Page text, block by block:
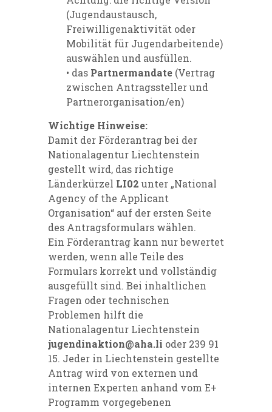
(Jugendaustausch,
Freiwilligenaktivität oder
Mobilität für Jugendarbeitende)
auswählen und ausfüllen.
• das Partnermandate (Vertrag
zwischen Antragssteller und
Partnerorganisation/en)
Wichtige Hinweise:
Damit der Förderantrag bei der
Nationalagentur Liechtenstein
gestellt wird, das richtige
Länderkürzel LI02 unter „National
Agency of the Applicant
Organisation“ auf der ersten Seite
des Antragsformulars wählen.
Ein Förderantrag kann nur bewertet
werden, wenn alle Teile des
Formulars korrekt und vollständig
ausgefüllt sind. Bei inhaltlichen
Fragen oder technischen
Problemen hilft die
Nationalagentur Liechtenstein
jugendinaktion@aha.li oder 239 91
15. Jeder in Liechtenstein gestellte
Antrag wird von externen und
internen Experten anhand vom E+
Programm vorgegebenen